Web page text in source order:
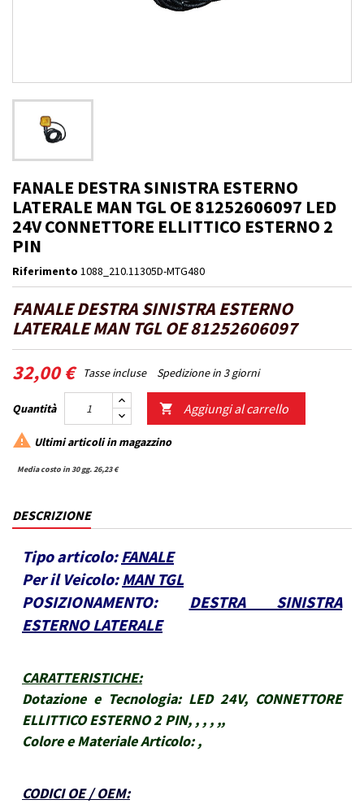
FANALE DESTRA SINISTRA ESTERNO
LATERALE MAN TGL OE 81252606097 LED
24V CONNETTORE ELLITTICO ESTERNO 2
PIN
Riferimento 1088_210.11305D-MTG480
FANALE DESTRA SINISTRA ESTERNO
LATERALE MAN TGL OE 81252606097
32,00 € Tasse incluse Spedizione in 3 giorni
Quantità  Aggiungi al carrello
 Ultimi articoli in magazzino
Media costo in 30 gg. 26,23 €
DESCRIZIONE
Tipo articolo: FANALE
Per il Veicolo: MAN TGL
POSIZIONAMENTO:
DESTRA SINISTRA
ESTERNO LATERALE
CARATTERISTICHE:
Dotazione e Tecnologia: LED 24V, CONNETTORE
ELLITTICO ESTERNO 2 PIN, , , , ,,
Colore e Materiale Articolo: ,
CODICI OE / OEM: